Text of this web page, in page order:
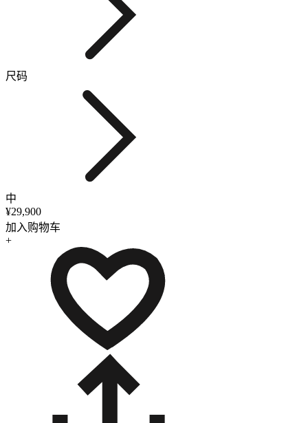
尺码
中
¥29,900
加入购物车
+